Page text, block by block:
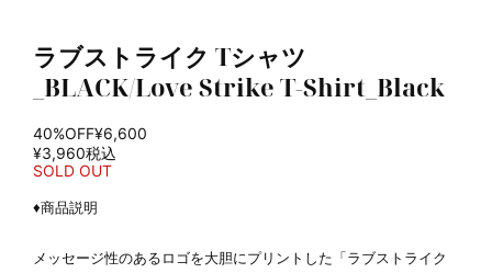
ラブストライク Tシャツ
_BLACK/Love Strike T-Shirt_Black
40%OFF¥6,600
¥3,960税込
SOLD OUT
♦商品説明
メッセージ性のあるロゴを大胆にプリントした「ラブストライク